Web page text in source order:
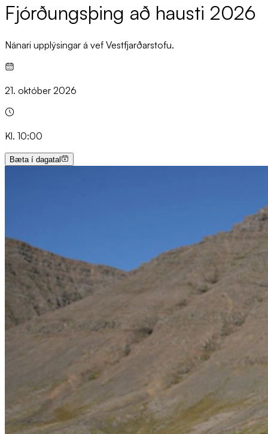
Fjórð­ungs­þing að hausti 2026
Nánari upplýsingar á vef Vestfjarðarstofu.
21. október 2026
Kl. 10:00
Bæta í dagatal